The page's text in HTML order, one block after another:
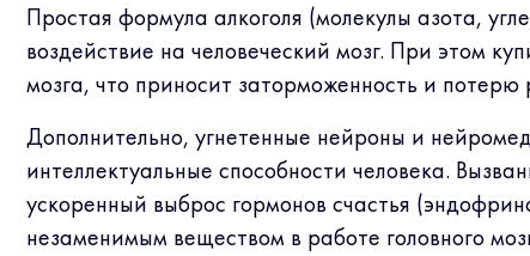
Простая формула алкоголя (молекулы азота,
воздействие на человеческий мозг. При этом
мозга, что приносит заторможенность и потерю
Дополнительно, угнетенные нейроны и
интеллектуальные способности человека.
ускоренный выброс гормонов счастья
незаменимым веществом в работе головного